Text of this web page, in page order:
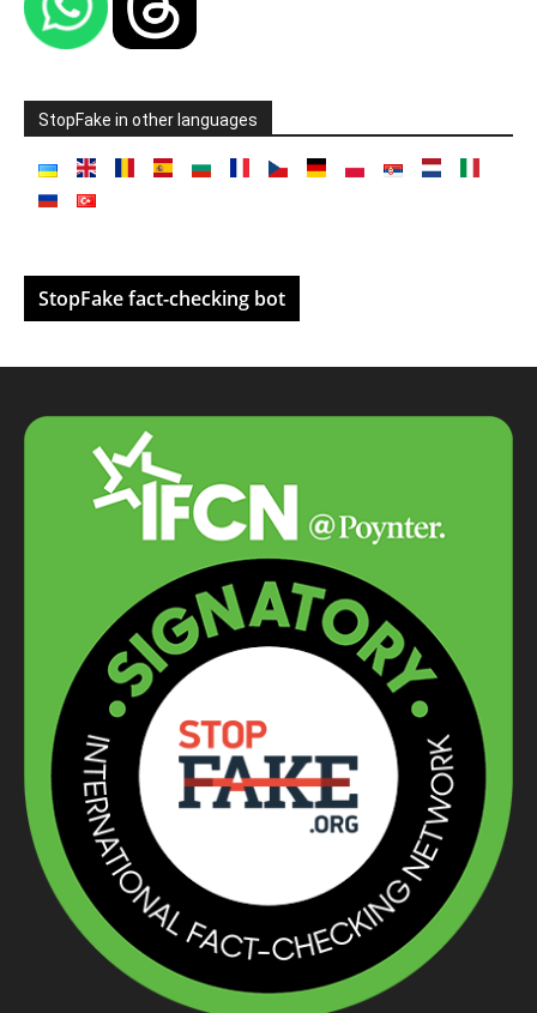
StopFake in other languages
StopFake fact-checking bot